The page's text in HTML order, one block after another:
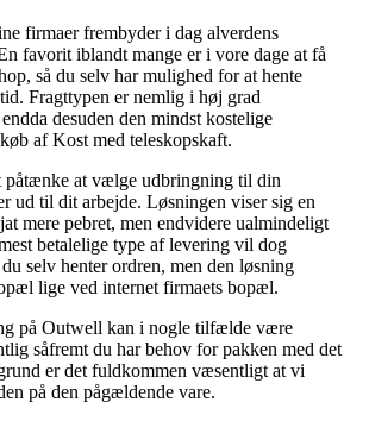
firmaer frembyder i dag alverdens
favorit iblandt mange er i vore dage at få
så du selv har mulighed for at hente
Fragttypen er nemlig i høj grad
desuden den mindst kostelige
af Kost med teleskopskaft.
påtænke at vælge udbringning til din
ud til dit arbejde. Løsningen viser sig en
mere pebret, men endvidere ualmindeligt
betalelige type af levering vil dog
selv henter ordren, men den løsning
lige ved internet firmaets bopæl.
på Outwell kan i nogle tilfælde være
såfremt du har behov for pakken med det
er det fuldkommen væsentligt at vi
på den pågældende vare.